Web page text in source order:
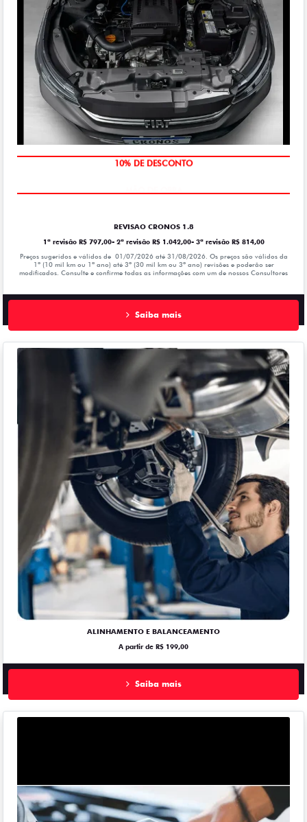
MÃO DE OBRA
REVISAO CRONOS 1.8
1ª revisão R$ 797,00- 2ª revisão R$ 1.042,00- 3ª revisão R$ 814,00
Preços sugeridos e válidos de 01/07/2026 até 31/08/2026. Os preços são válidos da
1º (10 mil km ou 1ª ano) até 3º (30 mil km ou 3º ano) revisões e poderão ser
modificados. Consulte e confirme todas as informações com um de nossos Consultores
Saiba mais
ALINHAMENTO E BALANCEAMENTO
A partir de R$ 199,00
Saiba mais